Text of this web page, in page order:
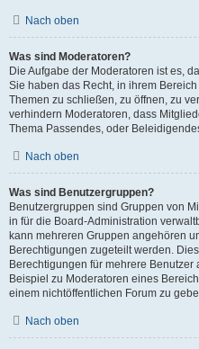
Nach oben
Was sind Moderatoren?
Die Aufgabe der Moderatoren ist es,
Sie haben das Recht, in ihrem
Themen zu schließen, zu öffnen, zu
verhindern Moderatoren, dass
Thema Passendes, oder
Nach oben
Was sind Benutzergruppen?
Benutzergruppen sind Gruppen von
in für die Board-Administration
kann mehreren Gruppen angehören
Berechtigungen zugeteilt werden.
Berechtigungen für mehrere
Beispiel zu Moderatoren eines
einem nichtöffentlichen Forum zu
Nach oben